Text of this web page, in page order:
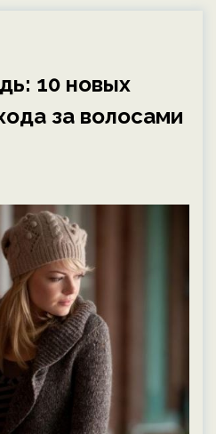
10 новых
за волосами